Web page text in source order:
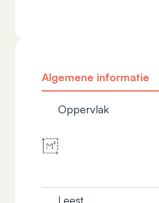
Algemene informatie
Oppervlak
Leest